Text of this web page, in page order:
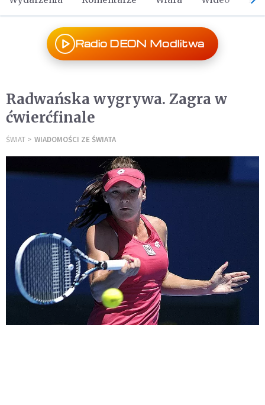
Radio DEON Modlitwa
Radwańska wygrywa. Zagra w
ćwierćfinale
ŚWIAT WIADOMOŚCI ZE ŚWIATA